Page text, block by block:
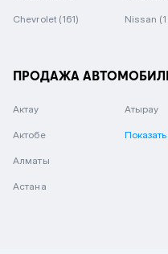
Chevrolet (161) Nissan
ПРОДАЖА
Актау
Актобе
Алматы
Астана
Атырау